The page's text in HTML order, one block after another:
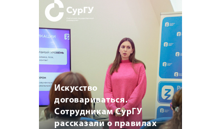
Искусство
договариваться.
Сотрудникам СурГУ
рассказали о правилах